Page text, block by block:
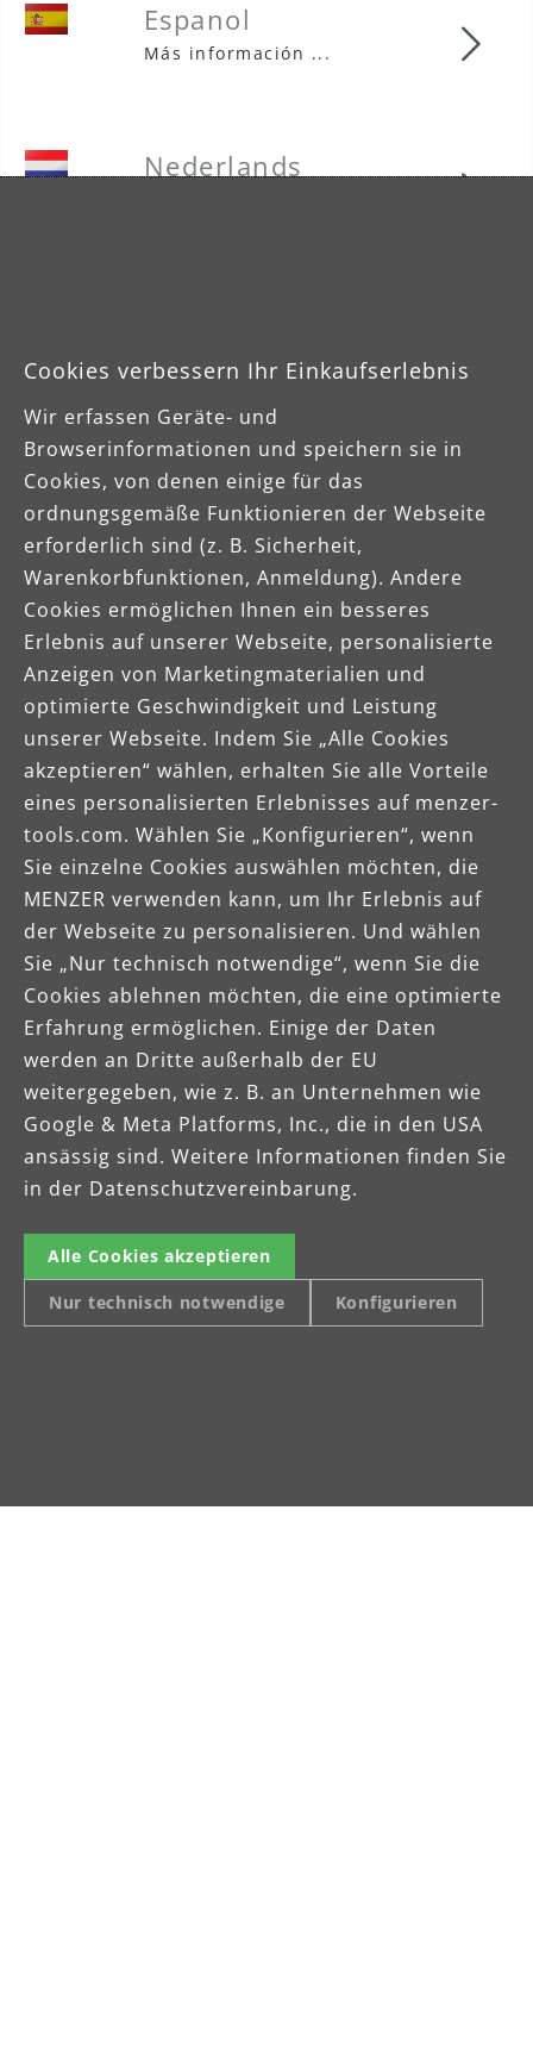
Espanol
Más información ...
Nederlands
04420 Markranstädt
Telefon: +49 (0) 34205 9 27 94 00
Fax: +49 (0) 34205 9 27 94 29
info@menzer-tools.com
Impressum
Datenschutz
AGB
Cookies verbessern Ihr Einkaufserlebnis
Wir erfassen Geräte- und
Browserinformationen und speichern sie in
Cookies, von denen einige für das
ordnungsgemäße Funktionieren der Webseite
erforderlich sind (z. B. Sicherheit,
Warenkorbfunktionen, Anmeldung). Andere
Cookies ermöglichen Ihnen ein besseres
Erlebnis auf unserer Webseite, personalisierte
Anzeigen von Marketingmaterialien und
optimierte Geschwindigkeit und Leistung
unserer Webseite. Indem Sie „Alle Cookies
akzeptieren“ wählen, erhalten Sie alle Vorteile
eines personalisierten Erlebnisses auf menzer-
tools.com. Wählen Sie „Konfigurieren“, wenn
Sie einzelne Cookies auswählen möchten, die
MENZER verwenden kann, um Ihr Erlebnis auf
der Webseite zu personalisieren. Und wählen
Sie „Nur technisch notwendige“, wenn Sie die
Cookies ablehnen möchten, die eine optimierte
Erfahrung ermöglichen. Einige der Daten
werden an Dritte außerhalb der EU
weitergegeben, wie z. B. an Unternehmen wie
Google & Meta Platforms, Inc., die in den USA
ansässig sind. Weitere Informationen finden Sie
in der Datenschutzvereinbarung.
Alle Cookies akzeptieren
Nur technisch notwendige Konfigurieren